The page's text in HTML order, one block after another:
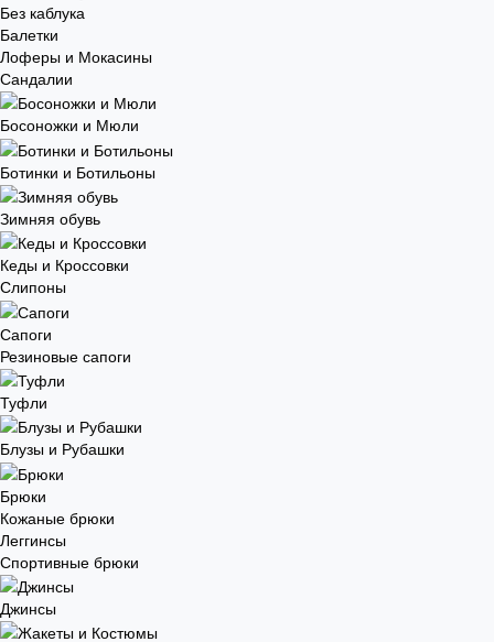
Без каблука
Балетки
Лоферы и Мокасины
Сандалии
Босоножки и Мюли
Ботинки и Ботильоны
Зимняя обувь
Кеды и Кроссовки
Слипоны
Сапоги
Резиновые сапоги
Туфли
Блузы и Рубашки
Брюки
Кожаные брюки
Леггинсы
Спортивные брюки
Джинсы